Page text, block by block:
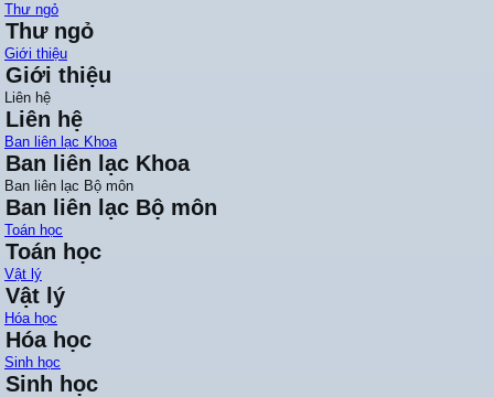
Thư ngỏ
Thư ngỏ
Giới thiệu
Giới thiệu
Liên hệ
Liên hệ
Ban liên lạc Khoa
Ban liên lạc Khoa
Ban liên lạc Bộ môn
Ban liên lạc Bộ môn
Toán học
Toán học
Vật lý
Vật lý
Hóa học
Hóa học
Sinh học
Sinh học